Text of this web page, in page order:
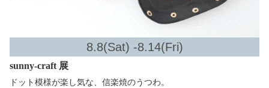
8.8(Sat) -8.14(Fri)
sunny-craft 展
ドット模様が楽し気な、信楽焼のうつわ。